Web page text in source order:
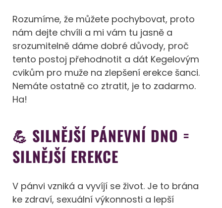
Rozumíme, že můžete pochybovat, proto
nám dejte chvíli a mi vám tu jasně a
srozumitelně dáme dobré důvody, proč
tento postoj přehodnotit a dát Kegelovým
cvikům pro muže na zlepšení erekce šanci.
Nemáte ostatně co ztratit, je to zadarmo.
Ha!
💪 SILNĚJŠÍ PÁNEVNÍ DNO =
SILNĚJŠÍ EREKCE
V pánvi vzniká a vyvíjí se život. Je to brána
ke zdraví, sexuální výkonnosti a lepší